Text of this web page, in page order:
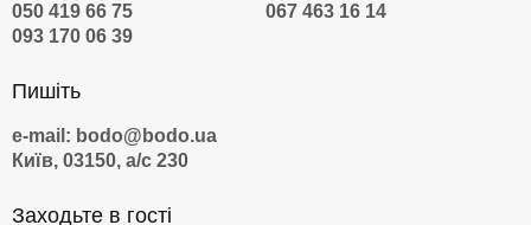
050 419 66 75
067 463 16 14
093 170 06 39
Пишіть
e-mail: bodo@bodo.ua
Київ, 03150, а/с 230
Заходьте в гості